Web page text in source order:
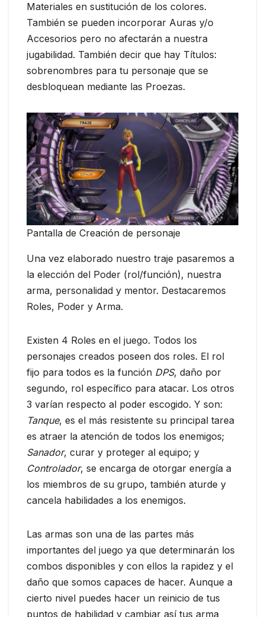
Materiales en sustitución de los colores.
También se pueden incorporar Auras y/o
Accesorios pero no afectarán a nuestra
jugabilidad. También decir que hay Títulos:
sobrenombres para tu personaje que se
desbloquean mediante las Proezas.
Pantalla de Creación de personaje
Una vez elaborado nuestro traje pasaremos a
la elección del Poder (rol/función), nuestra
arma, personalidad y mentor. Destacaremos
Roles, Poder y Arma.
Existen 4 Roles en el juego. Todos los
personajes creados poseen dos roles. El rol
fijo para todos es la función DPS, daño por
segundo, rol específico para atacar. Los otros
3 varían respecto al poder escogido. Y son:
Tanque, es el más resistente su principal tarea
es atraer la atención de todos los enemigos;
Sanador, curar y proteger al equipo; y
Controlador, se encarga de otorgar energía a
los miembros de su grupo, también aturde y
cancela habilidades a los enemigos.
Las armas son una de las partes más
importantes del juego ya que determinarán los
combos disponibles y con ellos la rapidez y el
daño que somos capaces de hacer. Aunque a
cierto nivel puedes hacer un reinicio de tus
puntos de habilidad y cambiar así tus arma